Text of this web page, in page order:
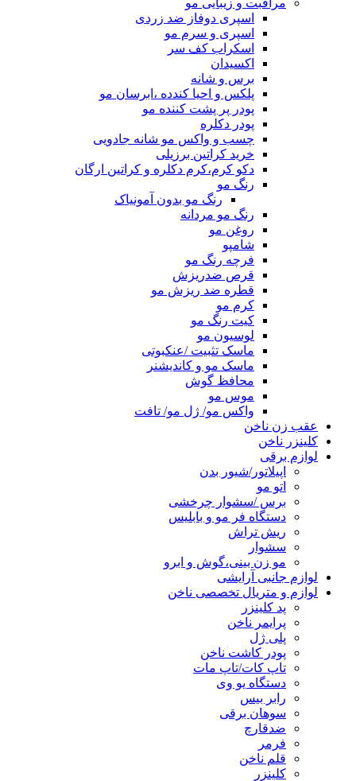
مراقبت و زیبایی مو
اسپری دوفاز ضد زردی
اسپری و سرم مو
اسکراب کف سر
اکسیدان
برس و شانه
پلکس و احیا کندده ،ابرسان مو
پودر پر پشت کننده مو
پودر دکلره
چسب و واکس مو شانه جادویی
خرید کراتین برزیلی
دکو کرم،کرم دکلره و کراتین ارگان
رنگ مو
رنگ مو بدون آمونیاک
رنگ مو مردانه
روغن مو
شامپو
فرچه رنگ مو
قرص ضدریزش
قطره ضد ریزش مو
کرم مو
کیت رنگ مو
لوسیون مو
ماسک تثبیت /عنکبوتی
ماسک مو و کاندیشنر
محافظ گوش
موس مو
واکس مو/ ژل مو/ تافت
عقب زن ناخن
کلینزر ناخن
لوازم برقی
اپیلاتور/شیور بدن
اتو مو
برس /سشوار چرخشی
دستگاه فر مو و بابلیس
ریش تراش
سشوار
مو زن بینی،گوش و ابرو
لوازم جانبی آرایشی
لوازم و متریال تخصصی ناخن
پد کلینزر
پرایمر ناخن
پلی ژل
پودر کاشت ناخن
تاپ کات/تاپ مات
دستگاه یو وی
رابر بیس
سوهان برقی
ضدقارچ
فرمر
قلم ناخن
کلینزر